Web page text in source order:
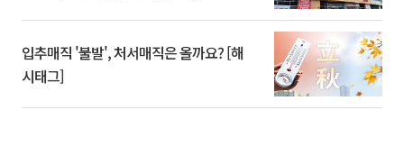
입추매직 '불발', 처서매직은 올까요? [해
시태그]